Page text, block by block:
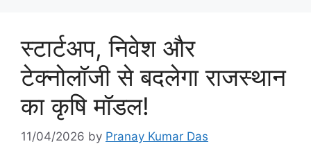
स्टार्टअप, निवेश और
टेक्नोलॉजी से बदलेगा राजस्थान
का कृषि मॉडल!
11/04/2026 by Pranay Kumar Das